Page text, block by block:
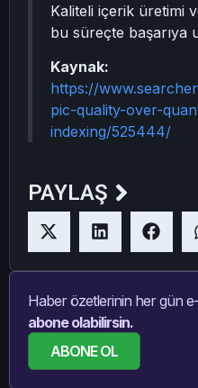
Kaliteli içerik üretimi
bu süreçte başarıya
Kaynak:
https://
pic-quality-over-
indexing/525444/
PAYLAŞ
Haber özetlerinin her gün
abone olabilirsin.
ABONE OL